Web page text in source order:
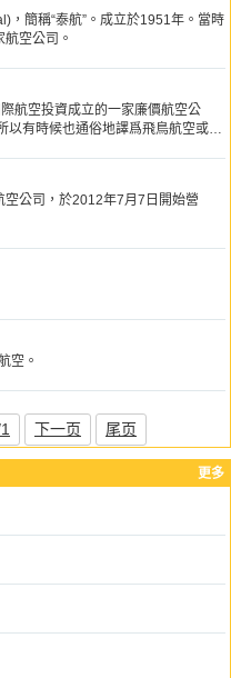
更多
簡稱“泰航”。成立於1951年。當時
空公司。
航空投資成立的一家廉價航空公
以有時候也通俗地譯爲飛鳥航空或泰
泰航便宜30%。
公司，於2012年7月7日開始營
空。
下一页 尾页